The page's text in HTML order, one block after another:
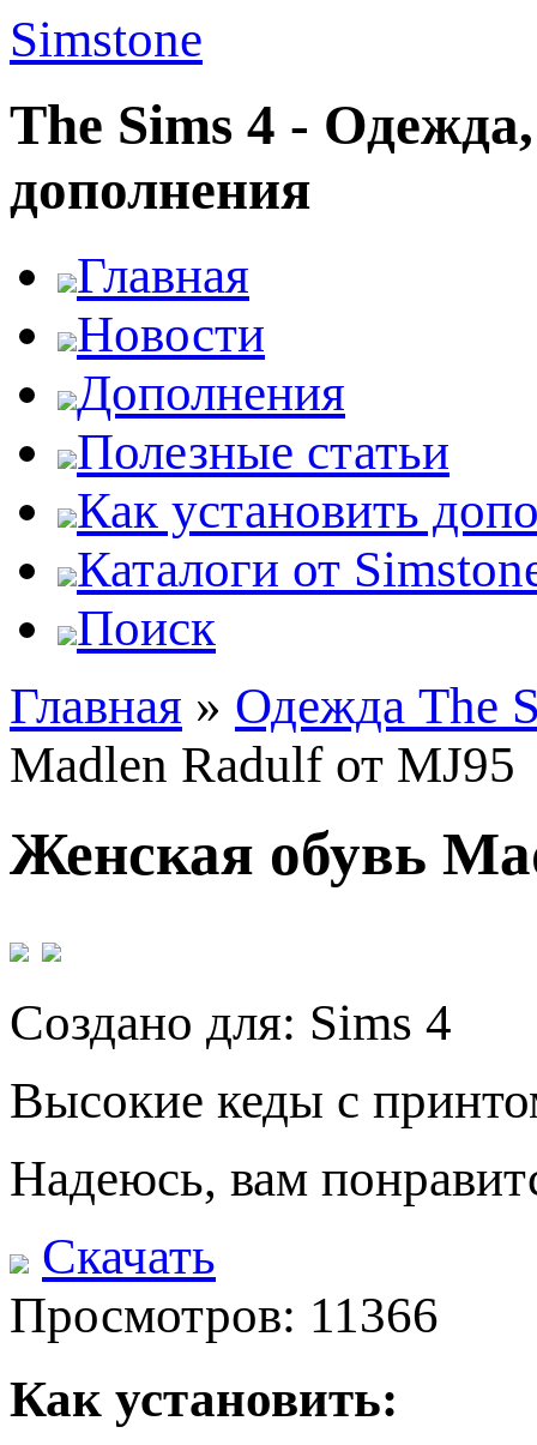
Simstone
The Sims 4 -
дополнения
Главная
Новости
Дополнения
Полезные статьи
Как установить
Каталоги от
Поиск
Главная » Одежда The
Madlen Radulf от MJ95
Женская обувь
Создано для: Sims 4
Высокие кеды с
Надеюсь, вам
Скачать
Просмотров: 11366
Как установить: